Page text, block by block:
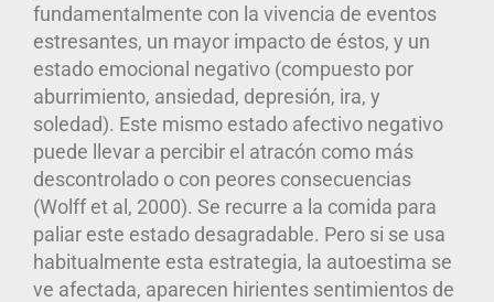
fundamentalmente con la vivencia de eventos
estresantes, un mayor impacto de éstos, y un
estado emocional negativo (compuesto por
aburrimiento, ansiedad, depresión, ira, y
soledad). Este mismo estado afectivo negativo
puede llevar a percibir el atracón como más
descontrolado o con peores consecuencias
(Wolff et al, 2000). Se recurre a la comida para
paliar este estado desagradable. Pero si se usa
habitualmente esta estrategia, la autoestima se
ve afectada, aparecen hirientes sentimientos de